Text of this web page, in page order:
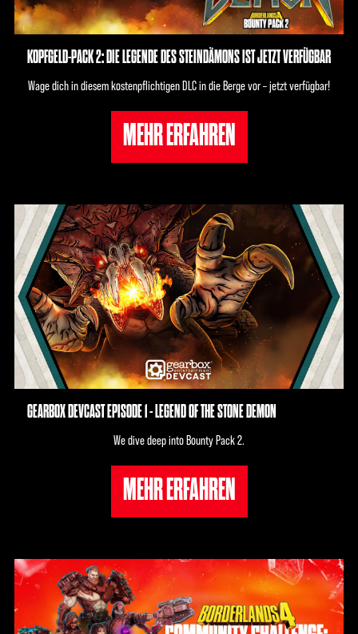
KOPFGELD-PACK 2: DIE LEGENDE DES STEINDÄMONS IST JETZT VERFÜGBAR
Wage dich in diesem kostenpflichtigen DLC in die Berge vor – jetzt verfügbar!
MEHR ERFAHREN
GEARBOX DEVCAST EPISODE 1 - LEGEND OF THE STONE DEMON
We dive deep into Bounty Pack 2.
MEHR ERFAHREN